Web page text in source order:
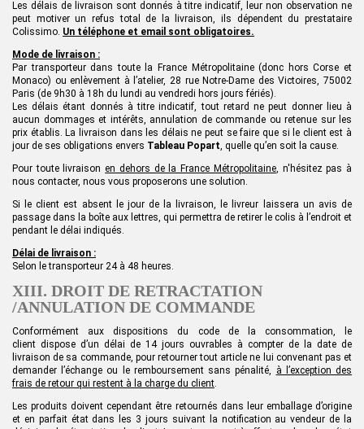
Les délais de livraison sont donnés à titre indicatif, leur non observation ne
peut motiver un refus total de la livraison, ils dépendent du prestataire
Colissimo. Un téléphone et email sont obligatoires.
Mode de livraison :
Par transporteur dans toute la France Métropolitaine (donc hors Corse et
Monaco) ou enlèvement à l’atelier, 28 rue Notre-Dame des Victoires, 75002
Paris (de 9h30 à 18h du lundi au vendredi hors jours fériés).
Les délais étant donnés à titre indicatif, tout retard ne peut donner lieu à
aucun dommages et intérêts, annulation de commande ou retenue sur les
prix établis. La livraison dans les délais ne peut se faire que si le clientest à
jour de ses obligations envers Tableau Popart, quelle qu’en soit la cause.
Pour toute livraisonen dehors de la France Métropolitaine, n'hésitez pas à
nous contacter, nous vous proposerons une solution.
Si le client est absent le jour de la livraison, le livreur laissera un avis de
passage dans la boîte aux lettres, qui permettra de retirer le colis à l’endroit et
pendant le délai indiqués.
Délai de livraison :
Selon le transporteur 24 à 48 heures.
XIII. DROIT DE RETRACTATION
/ANNULATION DE COMMANDE
Conformément aux dispositions du code de la consommation,
le
client dispose d’un délai de 14 jours ouvrables à compter de la date de
livraison de sa commande, pour retourner tout article ne lui convenant pas et
demander l’échange ou le remboursement sans pénalité, à l’exception des
frais de retour qui restent à la charge du client.
Les produits doivent cependant être retournés dans leur emballage d’origine
et en parfait état dans les 3 jours suivant la notification au vendeur de la